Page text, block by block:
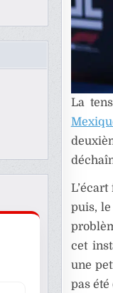
La
puis, le
cet
une
pas